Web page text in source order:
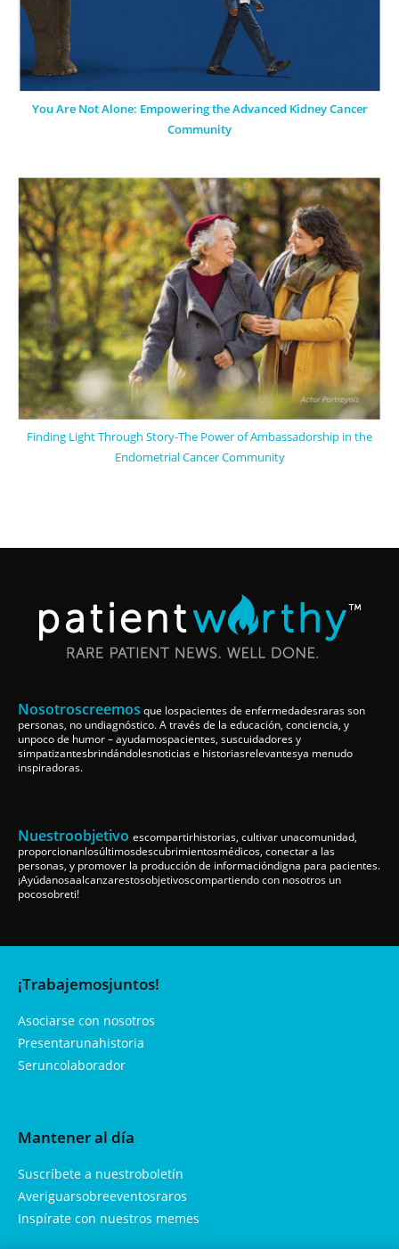
You Are Not Alone: Empowering the Advanced Kidney Cancer
Community
Finding Light Through Story-The Power of Ambassadorship in the
Endometrial Cancer Community
Nosotroscreemos que lospacientes de enfermedadesraras son
personas, no undiagnóstico. A través de la educación, conciencia, y
unpoco de humor – ayudamospacientes, suscuidadores y
simpatizantesbrindándolesnoticias e historiasrelevantesya menudo
inspiradoras.
Nuestroobjetivo escompartirhistorias, cultivar unacomunidad,
proporcionanlosúltimosdescubrimientosmédicos, conectar a las
personas, y promover la producción de informacióndigna para pacientes.
¡Ayúdanosaalcanzarestosobjetivoscompartiendo con nosotros un
pocosobreti!
¡Trabajemosjuntos!
Asociarse con nosotros
Presentarunahistoria
Seruncolaborador
Mantener al día
Suscríbete a nuestroboletín
Averiguarsobreeventosraros
Inspírate con nuestros memes